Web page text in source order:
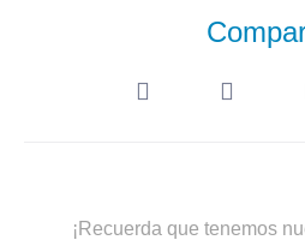
¡Recuerda que tenemos